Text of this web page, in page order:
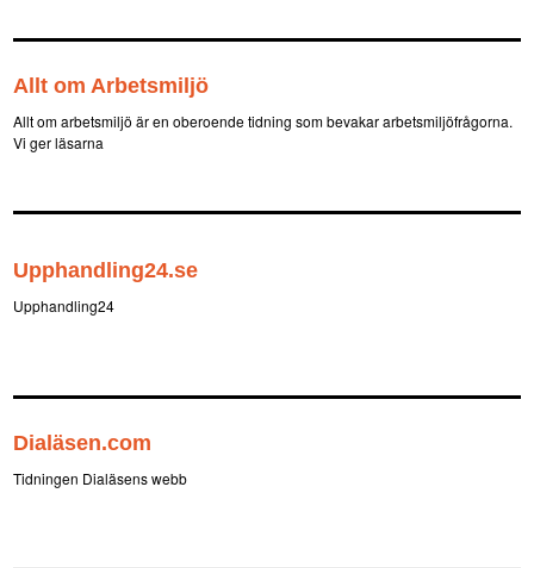
Allt om Arbetsmiljö
Allt om arbetsmiljö är en oberoende tidning som bevakar arbetsmiljöfrågorna.
Vi ger läsarna
Upphandling24.se
Upphandling24
Dialäsen.com
Tidningen Dialäsens webb